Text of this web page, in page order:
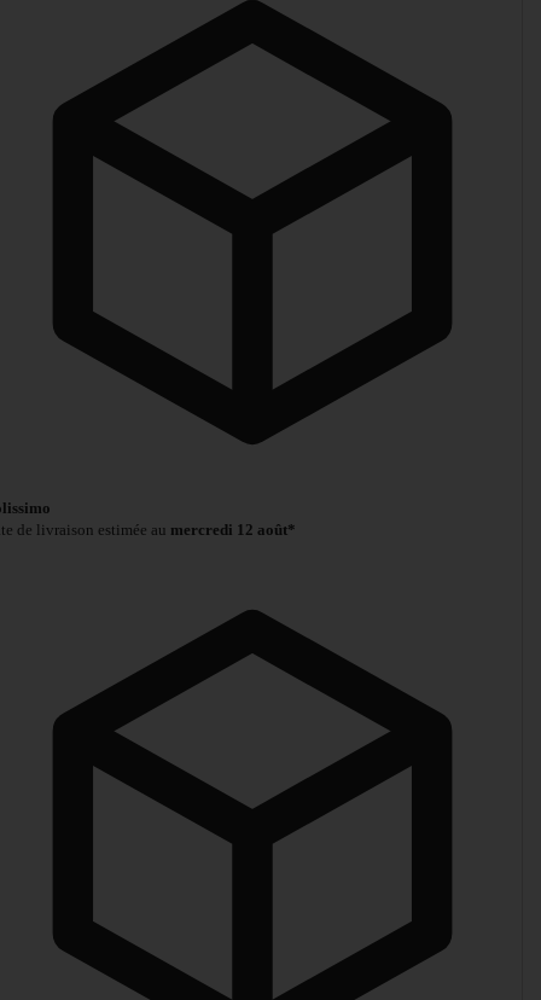
de livraison estimée au mercredi 12 août*